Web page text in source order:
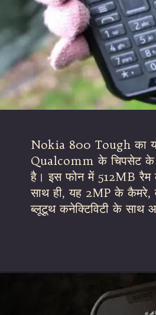
Nokia 800 Tough का
Qualcomm के चिपसेट
है। इस फोन में 512MB रैम
साथ ही, यह 2MP के कैमरे,
ब्लूटूथ कनेक्टिविटी के साथ